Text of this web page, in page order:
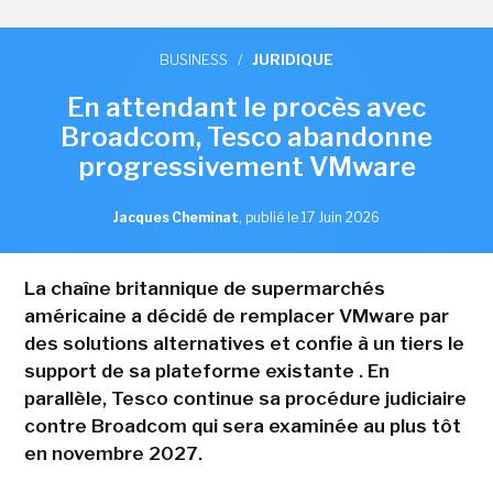
BUSINESS / JURIDIQUE
En attendant le procès avec
Broadcom, Tesco abandonne
progressivement VMware
Jacques Cheminat, publié le 17 Juin 2026
La chaîne britannique de supermarchés
américaine a décidé de remplacer VMware par
des solutions alternatives et confie à un tiers le
support de sa plateforme existante . En
parallèle, Tesco continue sa procédure judiciaire
contre Broadcom qui sera examinée au plus tôt
en novembre 2027.